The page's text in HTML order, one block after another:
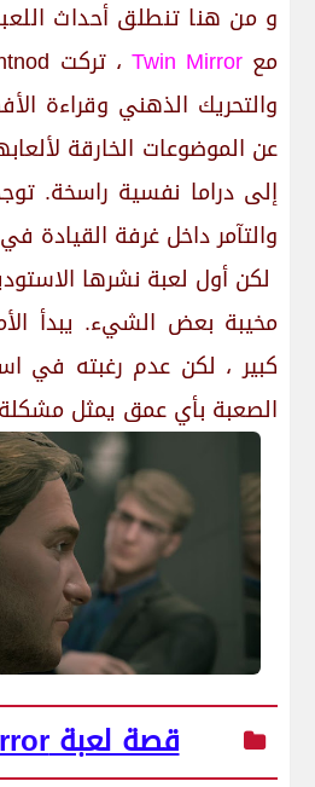
و من هنا تنطلق أحداث
مع Twin Mirror
والتحريك الذهني وقراءة
عن الموضوعات الخارقة
إلى دراما نفسية راسخة.
والتآمر داخل غرفة القيادة في Dontnod .
لكن أول لعبة نشرها
مخيبة بعض الشيء. يبدأ
كبير ، لكن عدم رغبته في
الصعبة بأي عمق يمثل
قصة لعبة Twin Mirror